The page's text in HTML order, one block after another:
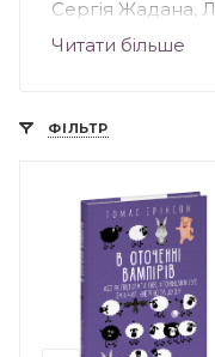
Сергія Жадана,
Андруховича,
серій, серед
Читати більше
ФІЛЬТР